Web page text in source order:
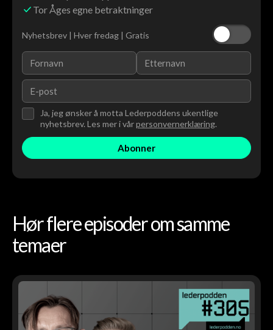
Tor Åges egne betraktninger
Nyhetsbrev | Hver fredag | Gratis
Ja, jeg ønsker å motta Lederpoddens ukentlige
nyhetsbrev. Les mer i vårpersonvernerklæring.
Hør flere episoder om samme
temaer